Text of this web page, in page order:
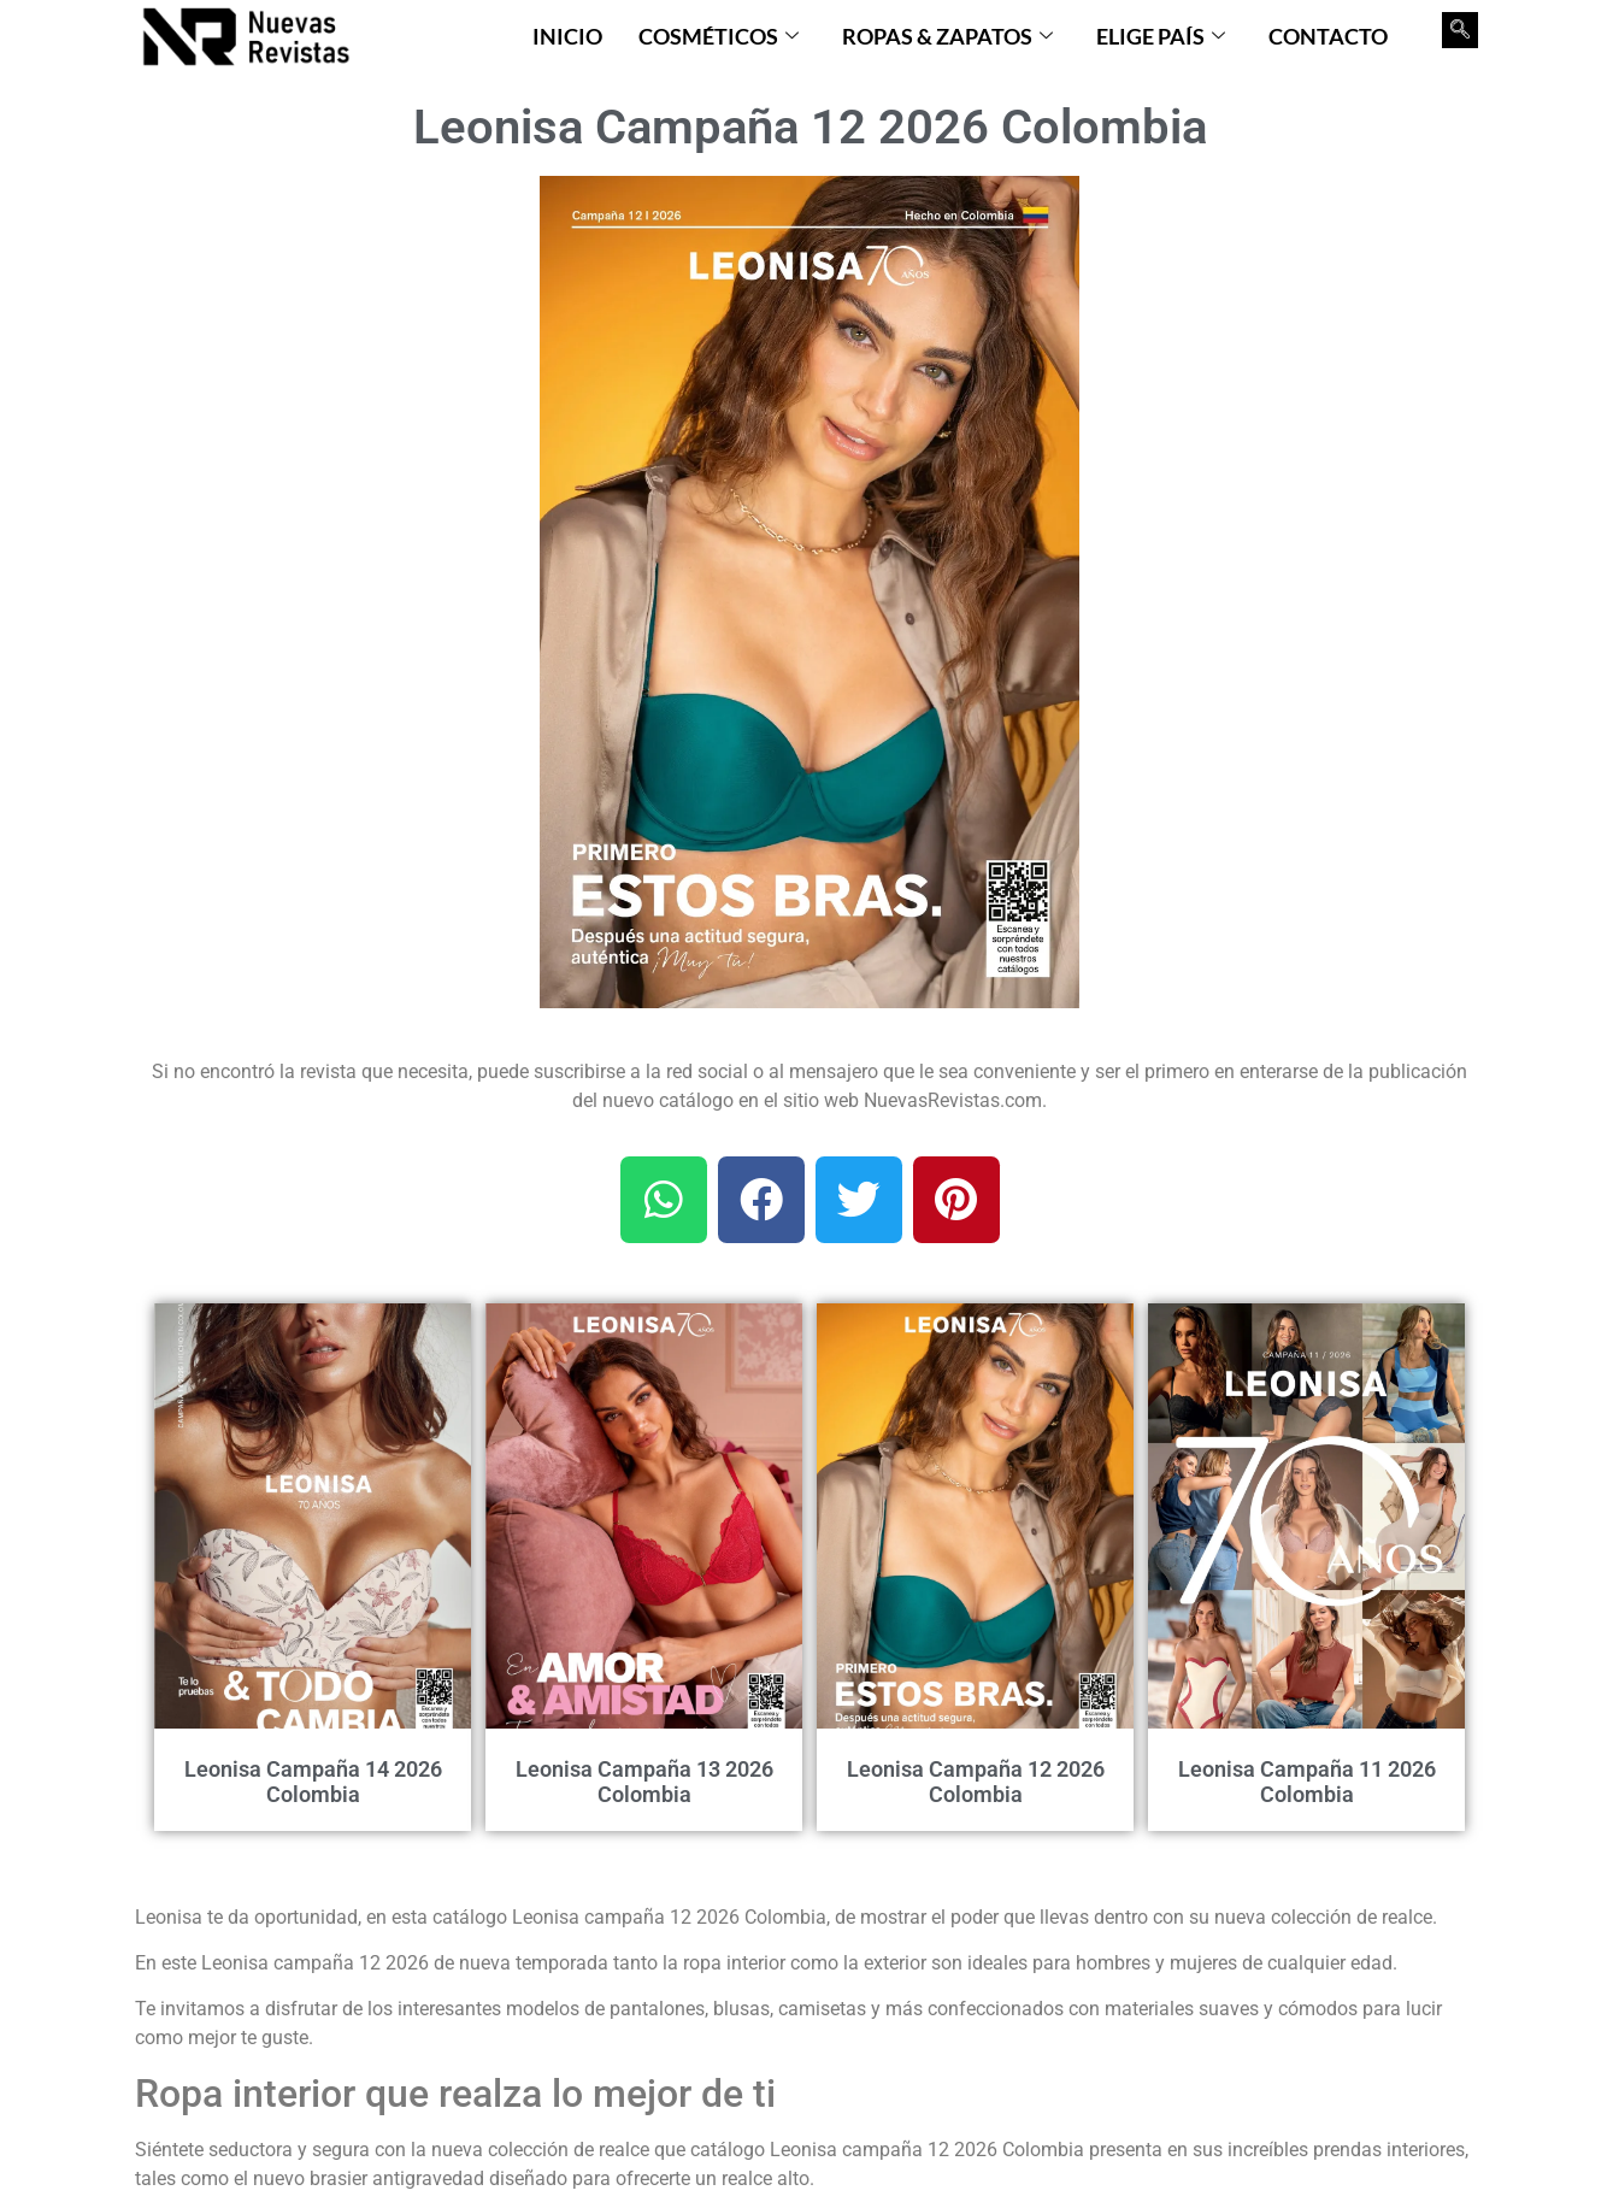
INICIO COSMÉTICOS ROPAS & ZAPATOS ELIGE PAÍS CONTACTO
Leonisa Campaña 12 2026 Colombia
Si no encontró la revista que necesita, puede suscribirse a la red social o al mensajero que le sea conveniente y ser el primero en enterarse de la publicación
del nuevo catálogo en el sitio web NuevasRevistas.com.
Leonisa Campaña 14 2026
Colombia
Leonisa Campaña 13 2026
Colombia
Leonisa Campaña 12 2026
Colombia
Leonisa Campaña 11 2026
Colombia
Leonisa te da oportunidad, en esta catálogo Leonisa campaña 12 2026 Colombia, de mostrar el poder que llevas dentro con su nueva colección de realce.
En este Leonisa campaña 12 2026 de nueva temporada tanto la ropa interior como la exterior son ideales para hombres y mujeres de cualquier edad.
Te invitamos a disfrutar de los interesantes modelos de pantalones, blusas, camisetas y más confeccionados con materiales suaves y cómodos para lucir
como mejor te guste.
Ropa interior que realza lo mejor de ti
Siéntete seductora y segura con la nueva colección de realce que catálogo Leonisa campaña 12 2026 Colombia presenta en sus increíbles prendas interiores,
tales como el nuevo brasier antigravedad diseñado para ofrecerte un realce alto.